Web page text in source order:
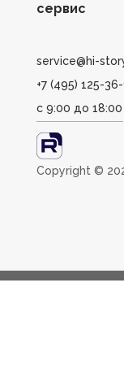
сервис
service@hi-
+7 (495) 125-
с 9:00 до 18:00
Сopyright ©️